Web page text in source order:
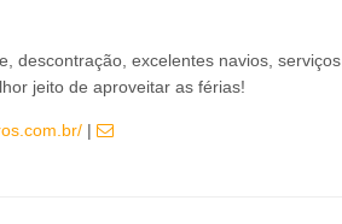
descontração, excelentes navios,
jeito de aproveitar as férias!
|